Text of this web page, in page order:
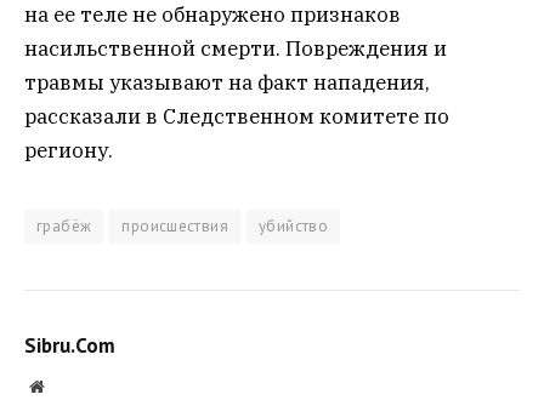
на ее теле не обнаружено признаков
насильственной смерти. Повреждения и
травмы указывают на факт нападения,
рассказали в Следственном комитете по
региону.
грабёж происшествия убийство
Sibru.Com
Website